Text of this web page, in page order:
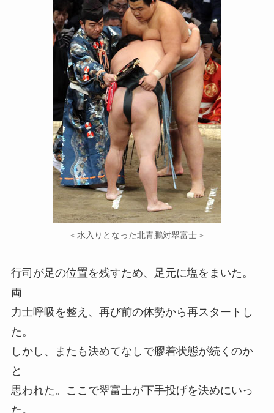
＜水入りとなった北青鵬対翠富士＞
行司が足の位置を残すため、足元に塩をまいた。
両
力士呼吸を整え、再び前の体勢から再スタートし
た。
しかし、またも決めてなしで膠着状態が続くのか
と
思われた。ここで翠富士が下手投げを決めにいっ
た。